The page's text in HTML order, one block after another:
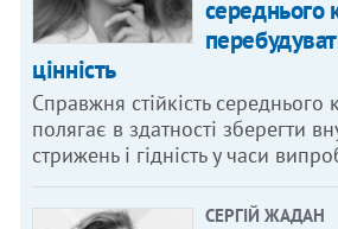
середнього
цінність
Справжня стійкість середнього
полягає в здатності зберегти
стрижень і гідність у часи
СЕРГІЙ ЖАДАН